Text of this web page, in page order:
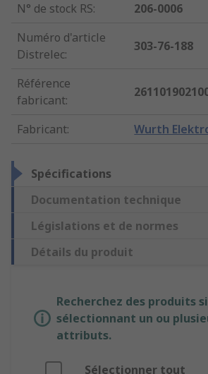
N° de stock RS:
206-0006
Numéro d'article
Distrelec:
303-76-188
Référence
fabricant:
Fabricant: Wurth
Spécifications
Documentation technique
Législations et de normes
Détails du produit
Recherchez des produits
sélectionnant un ou
attributs.
Sélectionner tout